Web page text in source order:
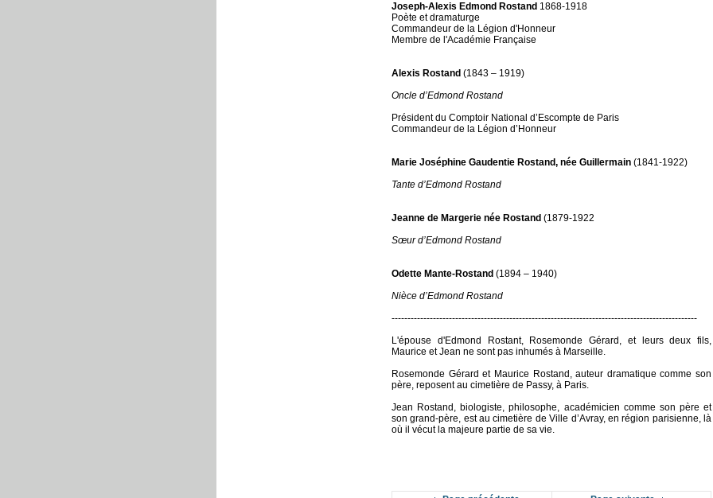
Joseph-Alexis Edmond Rostand 1868-1918
Poète et dramaturge
Commandeur de la Légion d'Honneur
Membre de l'Académie Française
Alexis Rostand (1843 – 1919)
Oncle d’Edmond Rostand
Président du Comptoir National d’Escompte de Paris
Commandeur de la Légion d’Honneur
Marie Joséphine Gaudentie Rostand, née Guillermain (1841-1922)
Tante d’Edmond Rostand
Jeanne de Margerie née Rostand (1879-1922
Sœur d’Edmond Rostand
Odette Mante-Rostand (1894 – 1940)
Nièce d’Edmond Rostand
------------------------------------------------------------------------------------------------
L'épouse d'Edmond Rostant, Rosemonde Gérard, et leurs deux fils,
Maurice et Jean ne sont pas inhumés à Marseille.
Rosemonde Gérard et Maurice Rostand, auteur dramatique comme son
père, reposent au cimetière de Passy, à Paris.
Jean Rostand, biologiste, philosophe, académicien comme son père et
son grand-père, est au cimetière de Ville d’Avray, en région parisienne, là
où il vécut la majeure partie de sa vie.